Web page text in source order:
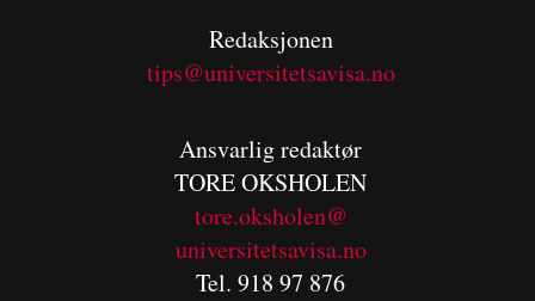
Redaksjonen
tips@universitetsavisa.no
Ansvarlig redaktør
TORE OKSHOLEN
tore.oksholen@
universitetsavisa.no
Tel. 918 97 876